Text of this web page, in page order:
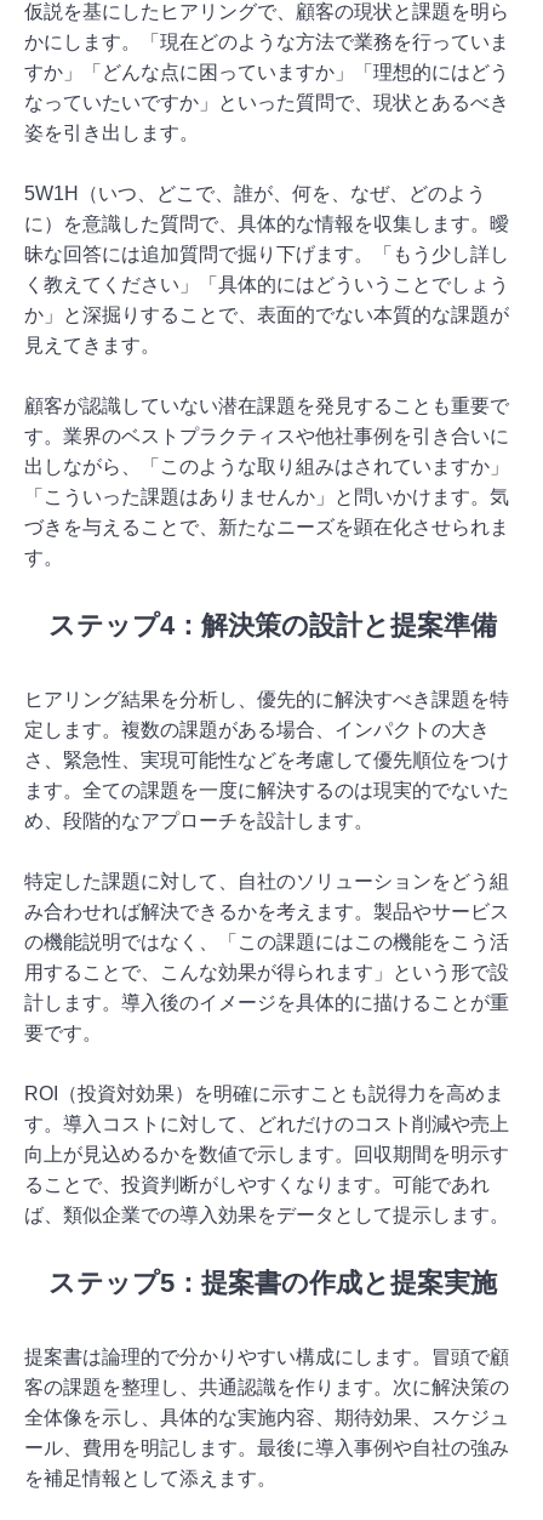
仮説を基にしたヒアリングで、顧客の現状と課題を明ら
かにします。「現在どのような方法で業務を行っていま
すか」「どんな点に困っていますか」「理想的にはどう
なっていたいですか」といった質問で、現状とあるべき
姿を引き出します。
5W1H（いつ、どこで、誰が、何を、なぜ、どのよう
に）を意識した質問で、具体的な情報を収集します。曖
昧な回答には追加質問で掘り下げます。「もう少し詳し
く教えてください」「具体的にはどういうことでしょう
か」と深掘りすることで、表面的でない本質的な課題が
見えてきます。
顧客が認識していない潜在課題を発見することも重要で
す。業界のベストプラクティスや他社事例を引き合いに
出しながら、「このような取り組みはされていますか」
「こういった課題はありませんか」と問いかけます。気
づきを与えることで、新たなニーズを顕在化させられま
す。
ステップ4：解決策の設計と提案準備
ヒアリング結果を分析し、優先的に解決すべき課題を特
定します。複数の課題がある場合、インパクトの大き
さ、緊急性、実現可能性などを考慮して優先順位をつけ
ます。全ての課題を一度に解決するのは現実的でないた
め、段階的なアプローチを設計します。
特定した課題に対して、自社のソリューションをどう組
み合わせれば解決できるかを考えます。製品やサービス
の機能説明ではなく、「この課題にはこの機能をこう活
用することで、こんな効果が得られます」という形で設
計します。導入後のイメージを具体的に描けることが重
要です。
ROI（投資対効果）を明確に示すことも説得力を高めま
す。導入コストに対して、どれだけのコスト削減や売上
向上が見込めるかを数値で示します。回収期間を明示す
ることで、投資判断がしやすくなります。可能であれ
ば、類似企業での導入効果をデータとして提示します。
ステップ5：提案書の作成と提案実施
提案書は論理的で分かりやすい構成にします。冒頭で顧
客の課題を整理し、共通認識を作ります。次に解決策の
全体像を示し、具体的な実施内容、期待効果、スケジュ
ール、費用を明記します。最後に導入事例や自社の強み
を補足情報として添えます。